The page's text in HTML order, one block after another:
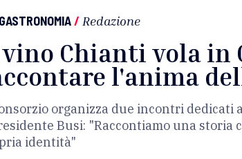
/ Redazione
Chianti vola in
l'anima
organizza due incontri dedicati
Busi: "Raccontiamo una storia
identità"